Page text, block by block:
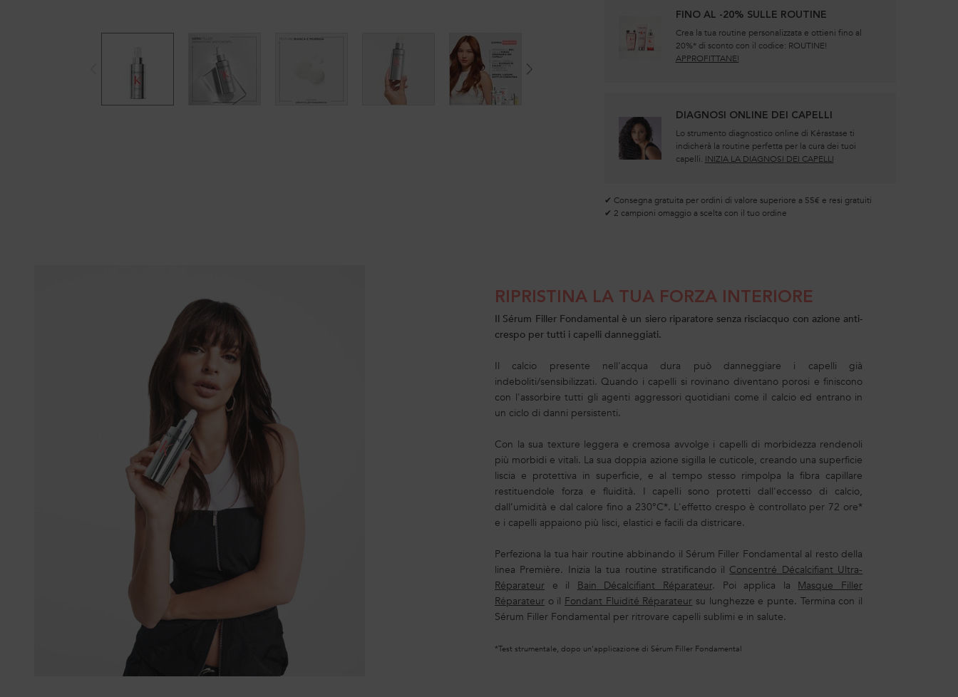
FINO AL -20% SULLE ROUTINE
Crea la tua routine personalizzata e ottieni fino al
20%* di sconto con il codice: ROUTINE!
APPROFITTANE!
DIAGNOSI ONLINE DEI CAPELLI
Lo strumento diagnostico online di Kérastase ti
indicherà la routine perfetta per la cura dei tuoi
capelli. INIZIA LA DIAGNOSI DEI CAPELLI
✔ Consegna gratuita per ordini di valore superiore a 55€ e resi gratuiti
✔ 2 campioni omaggio a scelta con il tuo ordine
RIPRISTINA LA TUA FORZA INTERIORE
Il Sérum Filler Fondamental è un siero riparatore senza risciacquo con azione anti-
crespo per tutti i capelli danneggiati.
Il calcio presente nell'acqua dura può danneggiare i capelli già
indeboliti/sensibilizzati. Quando i capelli si rovinano diventano porosi e finiscono
con l'assorbire tutti gli agenti aggressori quotidiani come il calcio ed entrano in
un ciclo di danni persistenti.
Con la sua texture leggera e cremosa avvolge i capelli di morbidezza rendenoli
più morbidi e vitali. La sua doppia azione sigilla le cuticole, creando una superficie
liscia e protettiva in superficie, e al tempo stesso rimpolpa la fibra capillare
restituendole forza e fluidità. I capelli sono protetti dall'eccesso di calcio,
dall’umidità e dal calore fino a 230°C*. L'effetto crespo è controllato per 72 ore*
e i capelli appaiono più lisci, elastici e facili da districare.
Perfeziona la tua hair routine abbinando il Sérum Filler Fondamental al resto della
linea Première. Inizia la tua routine stratificando il Concentré Décalcifiant Ultra-
Réparateur e il Bain Décalcifiant Réparateur. Poi applica la Masque Filler
Réparateur o il Fondant Fluidité Réparateur su lunghezze e punte. Termina con il
Sérum Filler Fondamental per ritrovare capelli sublimi e in salute.
*Test strumentale, dopo un'applicazione di Sérum Filler Fondamental